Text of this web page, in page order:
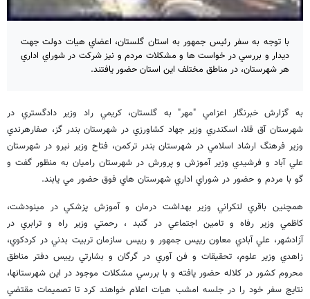
با توجه به سفر رئيس جمهور به استان گلستان، اعضاي هيات دولت جهت
ديدار و بررسي در خواست ها و مشكلات مردم و نيز شركت در شوراي اداري
هر شهرستان، در مناطق مختلف اين استان حضور يافتند.
به گزارش خبرنگار اعزامي "مهر" به گلستان، كريمي راد وزير دادگستري در
شهرستان آق قلا، اسكندري وزير جهاد كشاورزي در شهرستان بندر گز، صفارهرندي
وزير فرهنگ ارشاد اسلامي در شهرستان بندر تركمن، فتاح وزير نيرو در شهرستان
علي آباد و فرشيدي وزير آموزش و پرورش در شهرستان راميان به منظور گفت و
گو با مردم و حضور در شوراي اداري شهرستان هاي فوق حضور مي يابند.
همچنين باقري لنكراني وزير بهداشت درمان و آموزش پزشكي در مينودشت،
كاظمي وزير رفاه و تامين اجتماعي در گنبد ، رحمتي وزير راه و ترابري در
آزادشهر، علي آبادي معاون رييس جمهور و رييس سازمان تربيت بدني در كردكوي،
زاهدي وزير علوم، تحقيقات و فن آوري در گرگان و بشارتي رييس دفتر مناطق
محروم كشور در كلاله حضور يافته و با بررسي مشكلات موجود در اين شهرستانها،
نتايج سفر خود را در جلسه امشب هيات اعلام خواهند كرد تا تصميمات مقتضي